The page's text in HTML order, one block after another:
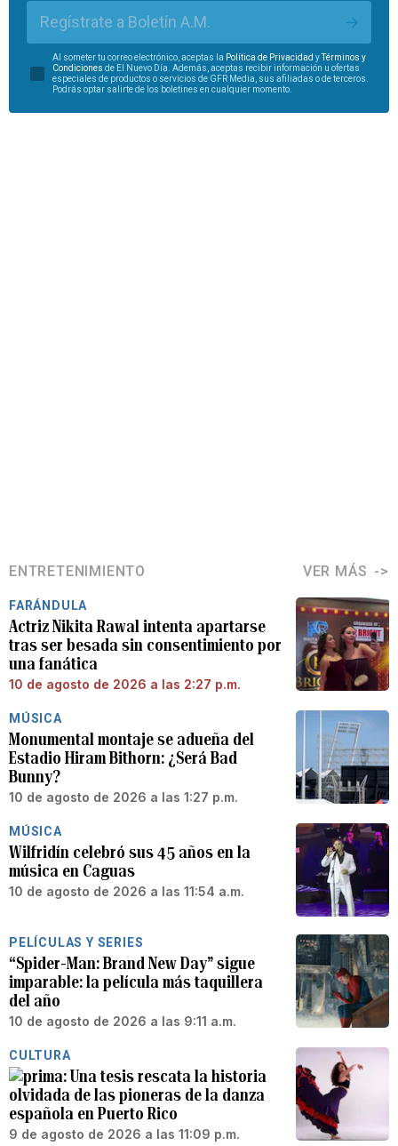
Regístrate a Boletín A.M.
Al someter tu correo electrónico, aceptas la Política de Privacidad y
Términos y
Condiciones de El Nuevo Día. Además, aceptas recibir información u ofertas
especiales de productos o servicios de GFR Media, sus afiliadas o de terceros.
Podrás optar salirte de los boletines en cualquier momento.
ENTRETENIMIENTO VER MÁS
FARÁNDULA
Actriz Nikita Rawal intenta apartarse
tras ser besada sin consentimiento por
una fanática
10 de agosto de 2026 a las 2:27 p.m.
MÚSICA
Monumental montaje se adueña del
Estadio Hiram Bithorn: ¿Será Bad
Bunny?
10 de agosto de 2026 a las 1:27 p.m.
MÚSICA
Wilfridín celebró sus 45 años en la
música en Caguas
10 de agosto de 2026 a las 11:54 a.m.
PELÍCULAS Y SERIES
“Spider-Man: Brand New Day” sigue
imparable: la película más taquillera
del año
10 de agosto de 2026 a las 9:11 a.m.
CULTURA
Una tesis rescata la historia
olvidada de las pioneras de la danza
española en Puerto Rico
9 de agosto de 2026 a las 11:09 p.m.